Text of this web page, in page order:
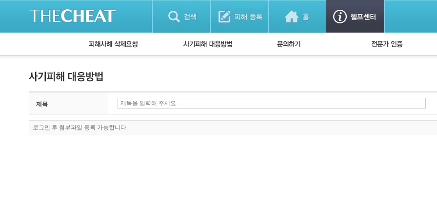
피해사례 삭제요청 단계별 대응방법 1:1 문의하기 경찰회원 인증
제목
로그인 후 첨부파일 등록 가능합니다.